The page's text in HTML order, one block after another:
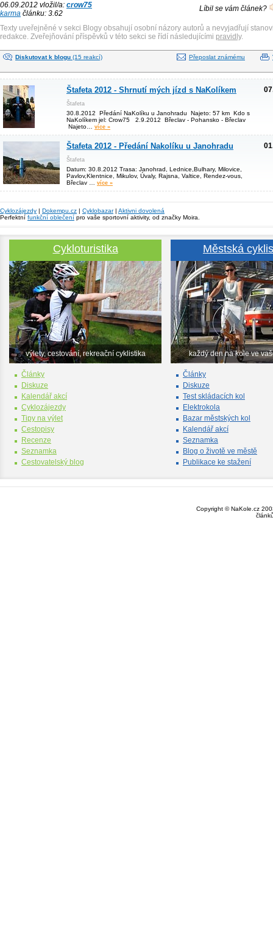
06.09.2012 vložil/a: crow75
karma článku: 3.62
Líbil se vám článek?
Texty uveřejněné v sekci Blogy obsahují osobní názory autorů a nevyjadřují
redakce. Zveřejňování příspěvků v této sekci se řídí následujícími pravidly.
Diskutovat k blogu (15 reakcí) Přeposlat známému
Štafeta 2012 - Shrnutí mých jízd s NaKolíkem
Štafeta
30.8.2012 Předání NaKolíku u Janohradu Najeto: 57 km Kdo s
NaKolíkem jel: Crow75 2.9.2012 Břeclav - Pohansko - Břeclav
Najeto… více »
Štafeta 2012 - Předání Nakolíku u Janohradu
Štafeta
Datum: 30.8.2012 Trasa: Janohrad, Lednice,Bulhary, Milovice,
Pavlov,Klentnice, Mikulov, Úvaly, Rajsna, Valtice, Rendez-vous,
Břeclav … více »
Cyklozájezdy | Dokempu.cz | Cyklobazar| Aktivni dovolená
Perfektní funkční oblečení pro vaše sportovní aktivity, od značky Moira.
Cykloturistika
výlety, cestování, rekreační cyklistika
Články
Diskuze
Kalendář akcí
Cyklozájezdy
Tipy na výlet
Cestopisy
Recenze
Seznamka
Cestovatelský blog
Městská
každý den na kole ve
Články
Diskuze
Test skládacích kol
Elektrokola
Bazar městských kol
Kalendář akcí
Seznamka
Blog o životě ve městě
Publikace ke stažení
Copyright © NaKole.cz